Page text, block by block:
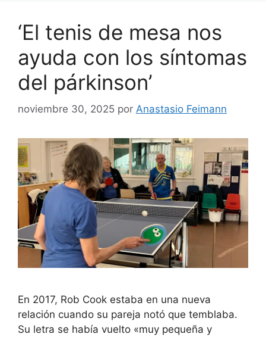
‘El tenis de mesa nos
ayuda con los síntomas
del párkinson’
noviembre 30, 2025 por Anastasio Feimann
En 2017, Rob Cook estaba en una nueva
relación cuando su pareja notó que temblaba.
Su letra se había vuelto «muy pequeña y